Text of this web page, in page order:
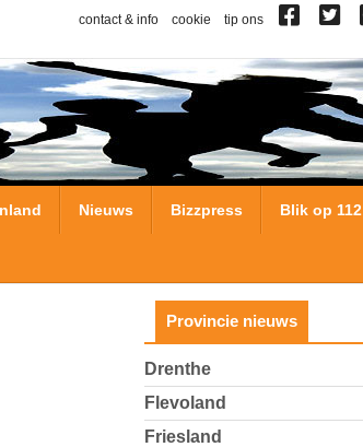
contact & info cookie tip ons
Nieuws Bizzpress Blik op 112
Provincie nieuws
Drenthe
Flevoland
Friesland